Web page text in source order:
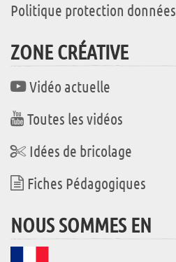
Politique protection données
ZONE CRÉATIVE
Vidéo actuelle
Toutes les vidéos
Idées de bricolage
Fiches Pédagogiques
NOUS SOMMES EN